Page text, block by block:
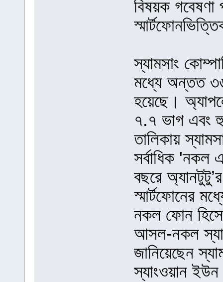
বিষয়ক গবেষণা
স্যামসাং
মধ্যে অন্তত
হয়েছে।
৭.৭ ভাগ এবং
তালিকায়
সর্বাধিক 'নকল
বছরে
স্মার্টফোনের
নকল ফোন
আসল-নকল
জানিয়েছেন
স্যাংওয়ান